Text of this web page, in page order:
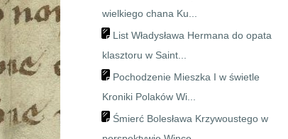
wielkiego chana Ku...
List Władysława Hermana do opata
klasztoru w Saint...
Pochodzenie Mieszka I w świetle
Kroniki Polaków Wi...
Śmierć Bolesława Krzywoustego w